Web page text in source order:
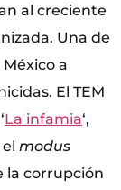
al creciente
Una de
a
El TEM
La infamia‘,
modus
la corrupción